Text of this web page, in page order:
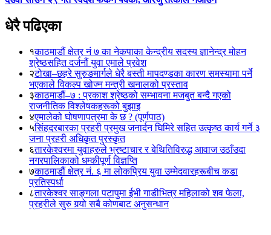
धेरै पढिएका
१काठमाडौं क्षेत्र नं ७ का नेकपाका केन्द्रीय सदस्य ज्ञानेन्द्र मोहन
श्रेष्ठसहित दर्जनौं युवा एमाले प्रवेश
२टोखा–छहरे सुरुङमार्गले धेरै बस्ती मापदण्डका कारण समस्यामा पर्ने
भएकाले विकल्प खोज्न मन्त्री खनालको प्रस्ताव
३काठमाडौं–७ : प्रकाश श्रेष्ठको सम्भावना मजबुत बन्दै गएको
राजनीतिक विश्लेषकहरूको बुझाइ
४एमालेको घोषणापत्रमा के छ ? (पूर्णपाठ)
५सिंहदरबारका प्रहरी प्रमुख जनार्दन घिमिरे सहित उत्कृष्ठ कार्य गर्ने ३
जना प्रहरी अधिकृत पुरस्कृत
६तारकेश्वरमा युवाहरुले भ्रष्टाचार र बेथितिविरुद्ध आवाज उठाँउदा
नगरपालिकाको धम्कीपूर्ण विज्ञप्ति
७काठमाडौं क्षेत्र नं. ६ मा लोकप्रिय युवा उम्मेदवारहरूबीच कडा
प्रतिस्पर्धा
८तारकेश्वर साङ्गला पटापुमा ईभी गाडीभित्र महिलाको शव फेला,
प्रहरीले सुरु गर्‍यो सबै कोणबाट अनुसन्धान